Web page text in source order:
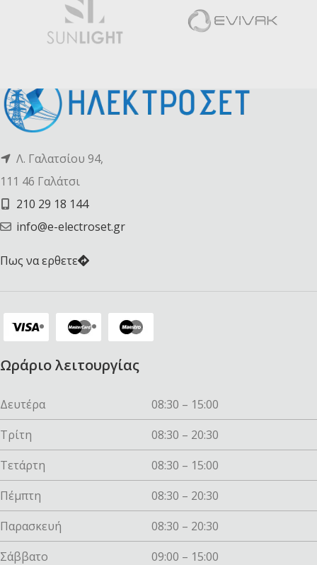
Λ. Γαλατσίου 94,
111 46 Γαλάτσι
210 29 18 144
info@e-electroset.gr
Πως να ερθετε
Ωράριο λειτουργίας
Δευτέρα
08:30 – 15:00
Τρίτη
08:30 – 20:30
Τετάρτη
08:30 – 15:00
Πέμπτη
08:30 – 20:30
Παρασκευή
08:30 – 20:30
Σάββατο
09:00 – 15:00